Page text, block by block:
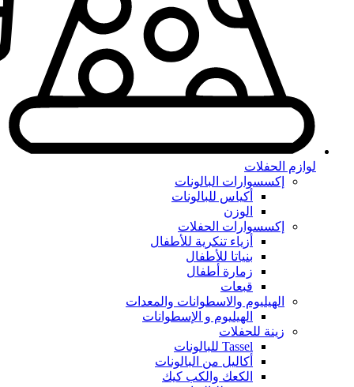
لوازم الحفلات
إكسسوارات البالونات
أكياس للبالونات
الوزن
إكسسوارات الحفلات
أزياء تنكرية للأطفال
بنياتا للأطفال
زمارة أطفال
قبعات
الهيليوم والاسطوانات والمعدات
الهيليوم و الإسطوانات
زينة للحفلات
Tassel للبالونات
أكاليل من البالونات
الكعك والكب كيك